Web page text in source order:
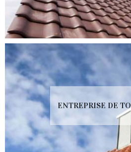
ENTREPRISE DE